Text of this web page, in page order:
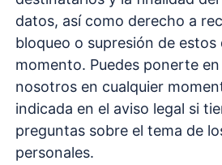
datos, así como derecho a
bloqueo o supresión de
momento. Puedes ponerte
nosotros en cualquier
indicada en el aviso legal si
preguntas sobre el tema de
personales.